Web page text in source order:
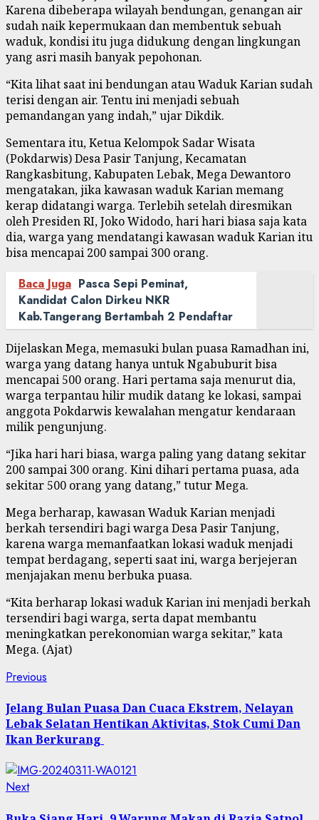
Karena dibeberapa wilayah bendungan, genangan air
sudah naik kepermukaan dan membentuk sebuah
waduk, kondisi itu juga didukung dengan lingkungan
yang asri masih banyak pepohonan.
“Kita lihat saat ini bendungan atau Waduk Karian sudah
terisi dengan air. Tentu ini menjadi sebuah
pemandangan yang indah,” ujar Dikdik.
Sementara itu, Ketua Kelompok Sadar Wisata
(Pokdarwis) Desa Pasir Tanjung, Kecamatan
Rangkasbitung, Kabupaten Lebak, Mega Dewantoro
mengatakan, jika kawasan waduk Karian memang
kerap didatangi warga. Terlebih setelah diresmikan
oleh Presiden RI, Joko Widodo, hari hari biasa saja kata
dia, warga yang mendatangi kawasan waduk Karian itu
bisa mencapai 200 sampai 300 orang.
Baca Juga Pasca Sepi Peminat,
Kandidat Calon Dirkeu NKR
Kab.Tangerang Bertambah 2 Pendaftar
Dijelaskan Mega, memasuki bulan puasa Ramadhan ini,
warga yang datang hanya untuk Ngabuburit bisa
mencapai 500 orang. Hari pertama saja menurut dia,
warga terpantau hilir mudik datang ke lokasi, sampai
anggota Pokdarwis kewalahan mengatur kendaraan
milik pengunjung.
“Jika hari hari biasa, warga paling yang datang sekitar
200 sampai 300 orang. Kini dihari pertama puasa, ada
sekitar 500 orang yang datang,” tutur Mega.
Mega berharap, kawasan Waduk Karian menjadi
berkah tersendiri bagi warga Desa Pasir Tanjung,
karena warga memanfaatkan lokasi waduk menjadi
tempat berdagang, seperti saat ini, warga berjejeran
menjajakan menu berbuka puasa.
“Kita berharap lokasi waduk Karian ini menjadi berkah
tersendiri bagi warga, serta dapat membantu
meningkatkan perekonomian warga sekitar,” kata
Mega. (Ajat)
Post
navigation
Previous
Jelang Bulan Puasa Dan Cuaca Ekstrem, Nelayan
Lebak Selatan Hentikan Aktivitas, Stok Cumi Dan
Ikan Berkurang
NextNext